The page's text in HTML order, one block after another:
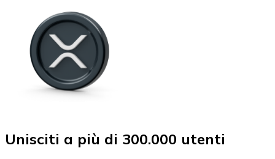
Unisciti a più di 300.000 utenti